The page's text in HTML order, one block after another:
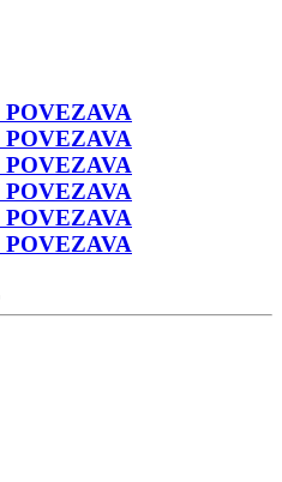
POVEZAVA
POVEZAVA
POVEZAVA
POVEZAVA
POVEZAVA
POVEZAVA